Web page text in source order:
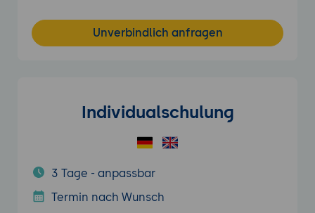
Unverbindlich anfragen
Individualschulung
3 Tage - anpassbar
Termin nach Wunsch